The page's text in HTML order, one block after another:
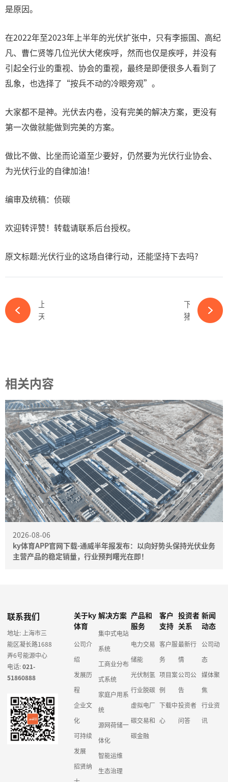
是原因。
在2022年至2023年上半年的光伏扩张中，只有李振国、高纪
凡、曹仁贤等几位光伏大佬疾呼，然而也仅是疾呼，并没有
引起全行业的重视、协会的重视，最终是即便很多人看到了
乱象，也选择了“按兵不动的冷眼旁观”。
大家都不是神。光伏去内卷，没有完美的解决方案，更没有
第一次做就能做到完美的方案。
做比不做、比坐而论道至少要好，仍然要为光伏行业协会、
为光伏行业的自律加油！
编审及统稿：侦碳
欢迎转评赞！转载请联系后台授权。
原文标题:光伏行业的这场自律行动，还能坚持下去吗?
下一篇
猪周期漫长到令人绝望，光伏周期会不会是下一个猪周期？-ky体育APP官网下载
相关内容
2026-08-06
ky体育APP官网下载-通威半年报发布：以向好势头保持光伏业务
主营产品的稳定销量，行业预判曙光在即！
联系我们
地址: 上海市三
能区凝长路1688
弄6号能源中心
电话:021-
51860888
关于ky
体育
公司介
绍
发展历
程
企业文
化
可持续
发展
招贤纳
解决方案
集中式电站
系统
工商业分布
式系统
家庭户用系
统
源网荷储一
体化
智能运维
生态治理
产品和
服务
电力交易
储能
光伏制氢
行业脱碳
虚拟电厂
碳交易和
碳金融
客户
支持
客户服
务
项目案
例
下载中
心
投资者
关系
最新行
情
公司公
告
投资者
问答
新闻
动态
公司动
态
媒体聚
焦
行业资
讯